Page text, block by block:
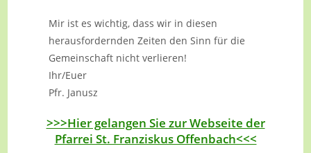
Mir ist es wichtig, dass wir in diesen
herausfordernden Zeiten den Sinn für die
Gemeinschaft nicht verlieren!
Ihr/Euer
Pfr. Janusz
>>>Hier gelangen Sie zur Webseite der
Pfarrei St. Franziskus Offenbach<<<